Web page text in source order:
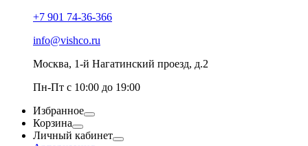
+7 901 74-36-366
info@vishco.ru
Москва, 1-й Нагатинский проезд, д.2
Пн-Пт с 10:00 до 19:00
Избранное
Корзина
Личный кабинет